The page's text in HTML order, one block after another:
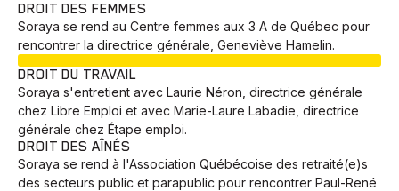
DROIT DES FEMMES
Soraya se rend au Centre femmes aux 3 A de Québec pour
rencontrer la directrice générale, Geneviève Hamelin.
DROIT DU TRAVAIL
Soraya s'entretient avec Laurie Néron, directrice générale
chez Libre Emploi et avec Marie-Laure Labadie, directrice
générale chez Étape emploi.
DROIT DES AÎNÉS
Soraya se rend à l'Association Québécoise des retraité(e)s
des secteurs public et parapublic pour rencontrer Paul-René